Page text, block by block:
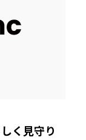
く見守り